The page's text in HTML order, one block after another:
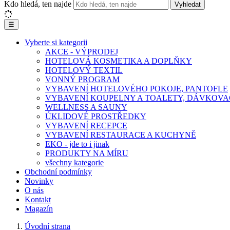
Kdo hledá, ten najde Vyhledat
☰
Vyberte si kategorii
AKCE - VÝPRODEJ
HOTELOVÁ KOSMETIKA A DOPLŇKY
HOTELOVÝ TEXTIL
VONNÝ PROGRAM
VYBAVENÍ HOTELOVÉHO POKOJE, PANTOFLE
VYBAVENÍ KOUPELNY A TOALETY,
WELLNESS A SAUNY
ÚKLIDOVÉ PROSTŘEDKY
VYBAVENÍ RECEPCE
VYBAVENÍ RESTAURACE A KUCHYNĚ
EKO - jde to i jinak
PRODUKTY NA MÍRU
všechny kategorie
Obchodní podmínky
Novinky
O nás
Kontakt
Magazín
Úvodní strana